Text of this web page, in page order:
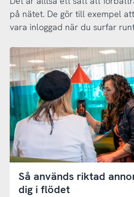
på nätet. De gör till exempel
vara inloggad när du surfar
Så används riktad
dig i flödet